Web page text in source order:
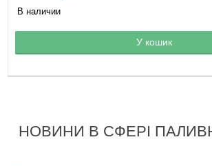
Товар в корзине
В наличии
У кошик
НОВИНИ В СФЕРІ